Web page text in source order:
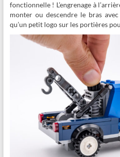
fonctionnelle ! L’engrenage à
monter ou descendre le bras
qu’un petit logo sur les portières